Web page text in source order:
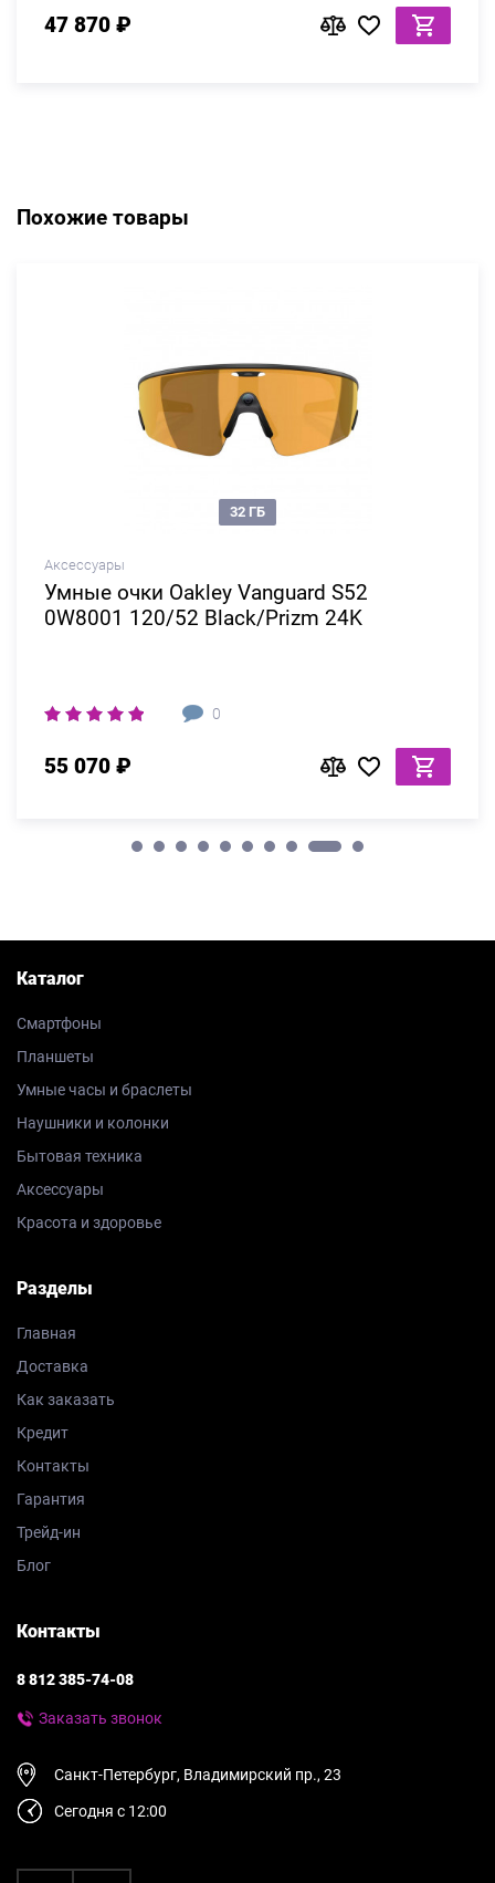
47 870 ₽
Похожие товары
Аксессуары
Умные очки Oakley Vanguard S52
0W8001 120/52 Black/Prizm 24K
0
32 ГБ
55 070 ₽
Каталог
Смартфоны
Планшеты
Умные часы и браслеты
Наушники и колонки
Бытовая техника
Аксессуары
Красота и здоровье
Разделы
Главная
Доставка
Как заказать
Кредит
Контакты
Гарантия
Трейд-ин
Блог
Контакты
8 812 385-74-08
Заказать звонок
Санкт-Петербург, Владимирский пр., 23
Сегодня с 12:00